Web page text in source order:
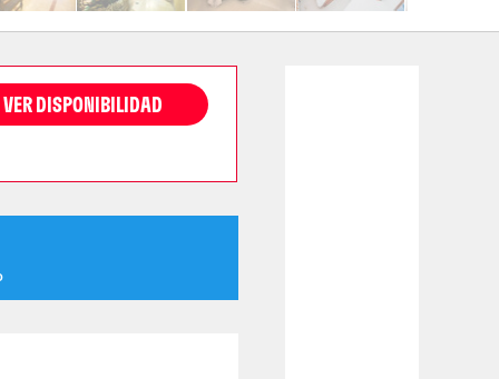
VER DISPONIBILIDAD